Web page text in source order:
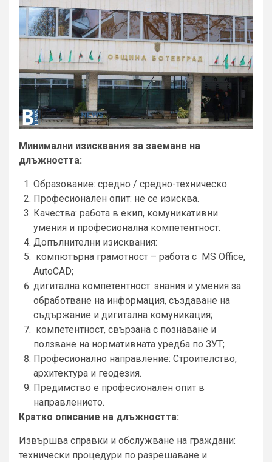
Минимални изисквания за заемане на
длъжността:
Образование: средно / средно-техническо.
Професионален опит: не се изисква.
Качества: работа в екип, комуникативни
умения и професионална компетентност.
Допълнителни изисквания:
компютърна грамотност – работа с MS Office,
AutoCAD;
дигитална компетентност: знания и умения за
обработване на информация, създаване на
съдържание и дигитална комуникация;
компетентност, свързана с познаване и
ползване на нормативната уредба по ЗУТ;
Професионално направление: Строителство,
архитектура и геодезия.
Предимство е професионален опит в
направлението.
Кратко описание на длъжността:
Извършва справки и обслужване на граждани:
технически процедури по разрешаване и